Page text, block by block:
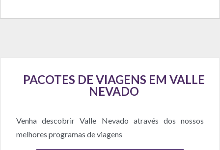
PACOTES DE VIAGENS EM VALLE
NEVADO
Venha descobrir Valle Nevado através dos nossos
melhores programas de viagens